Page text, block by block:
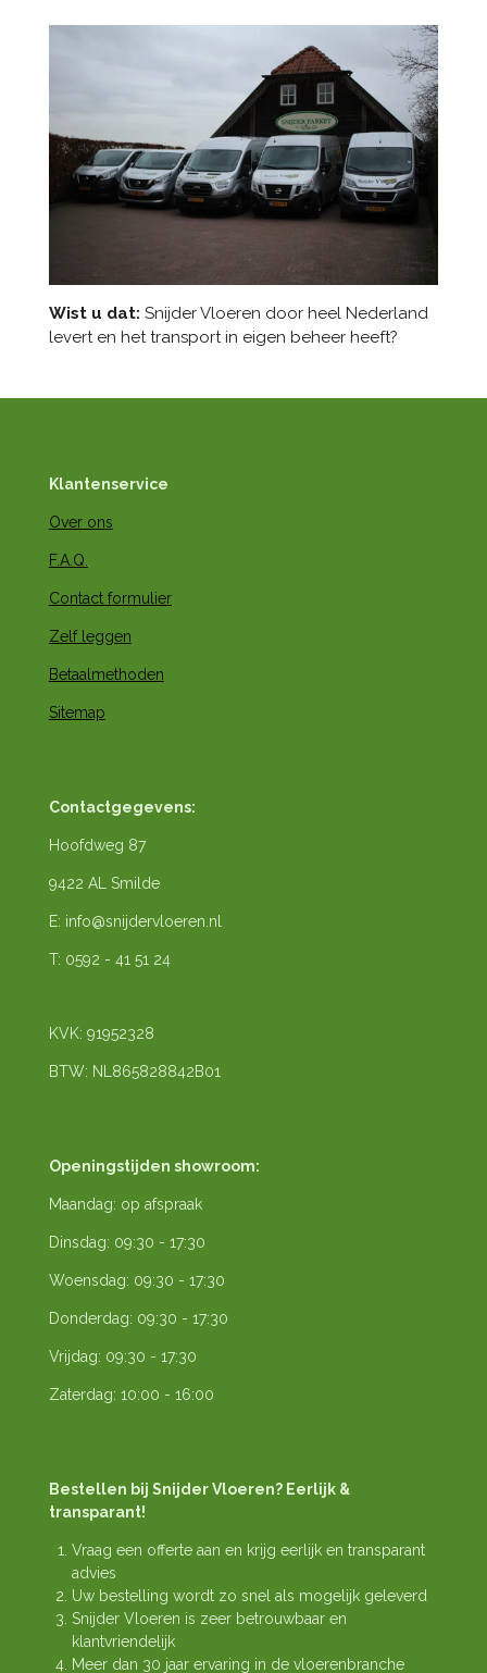
Wist u dat: Snijder Vloeren door heel Nederland
levert en het transport in eigen beheer heeft?
Klantenservice
Over ons
F.A.Q.
Contact formulier
Zelf leggen
Betaalmethoden
Sitemap
Contactgegevens:
Hoofdweg 87
9422 AL Smilde
E: info@snijdervloeren.nl
T: 0592 - 41 51 24
KVK: 91952328
BTW: NL865828842B01
Openingstijden showroom:
Maandag: op afspraak
Dinsdag: 09:30 - 17:30
Woensdag: 09:30 - 17:30
Donderdag: 09:30 - 17:30
Vrijdag: 09:30 - 17:30
Zaterdag: 10:00 - 16:00
Bestellen bij Snijder Vloeren? Eerlijk &
transparant!
Vraag een offerte aan en krijg eerlijk en transparant
advies
Uw bestelling wordt zo snel als mogelijk geleverd
Snijder Vloeren is zeer betrouwbaar en
klantvriendelijk
Meer dan 30 jaar ervaring in de vloerenbranche